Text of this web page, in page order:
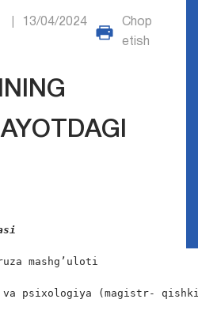
13/04/2024
Chop
etish
mashg’uloti
va psixologiya (magistr-